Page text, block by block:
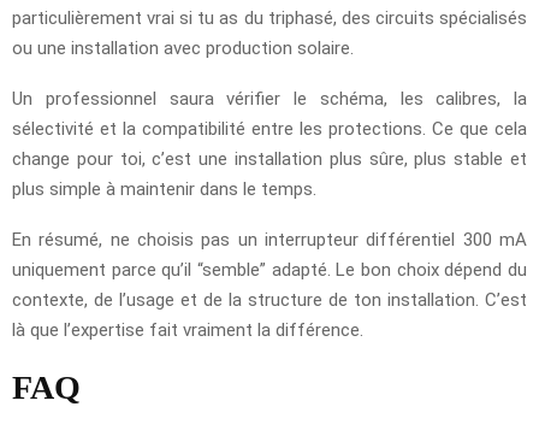
particulièrement vrai si tu as du triphasé, des circuits spécialisés
ou une installation avec production solaire.
Un professionnel saura vérifier le schéma, les calibres, la
sélectivité et la compatibilité entre les protections. Ce que cela
change pour toi, c’est une installation plus sûre, plus stable et
plus simple à maintenir dans le temps.
En résumé, ne choisis pas un interrupteur différentiel 300 mA
uniquement parce qu’il “semble” adapté. Le bon choix dépend du
contexte, de l’usage et de la structure de ton installation. C’est
là que l’expertise fait vraiment la différence.
FAQ